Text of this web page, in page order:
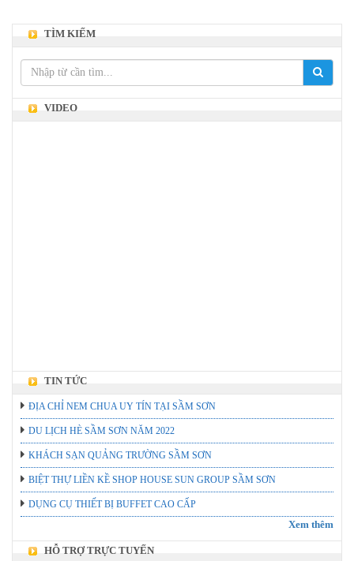
TÌM KIẾM
VIDEO
TIN TỨC
ĐỊA CHỈ NEM CHUA UY TÍN TẠI SẦM SƠN
DU LỊCH HÈ SẦM SƠN NĂM 2022
KHÁCH SẠN QUẢNG TRƯỜNG SẦM SƠN
BIỆT THỰ LIỀN KỀ SHOP HOUSE SUN GROUP SẦM SƠN
DỤNG CỤ THIẾT BỊ BUFFET CAO CẤP
Xem thêm
HỖ TRỢ TRỰC TUYẾN